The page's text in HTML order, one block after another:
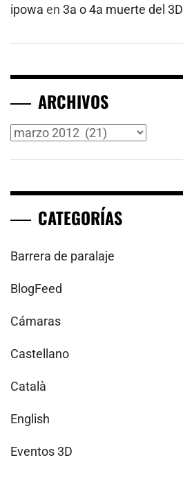
ipowa en 3a o 4a muerte del 3D
ARCHIVOS
Archivos
CATEGORÍAS
Barrera de paralaje
BlogFeed
Cámaras
Castellano
Català
English
Eventos 3D